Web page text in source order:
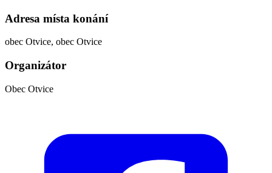
Adresa místa konání
obec Otvice, obec Otvice
Organizátor
Obec Otvice